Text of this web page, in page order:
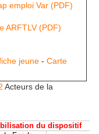
emploi Var (PDF)
ARFTLV (PDF)
jeune - Carte
Acteurs de la